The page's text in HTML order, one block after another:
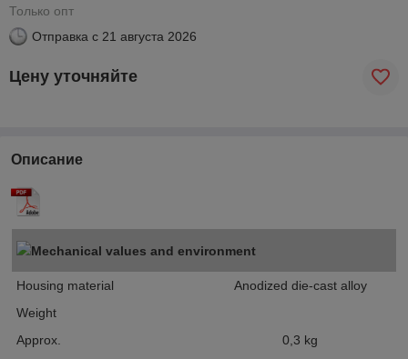
Только опт
Отправка с 21 августа 2026
Цену уточняйте
Описание
Mechanical values and environment
Housing material
Anodized die-cast alloy
Weight
Approx.
0,3 kg